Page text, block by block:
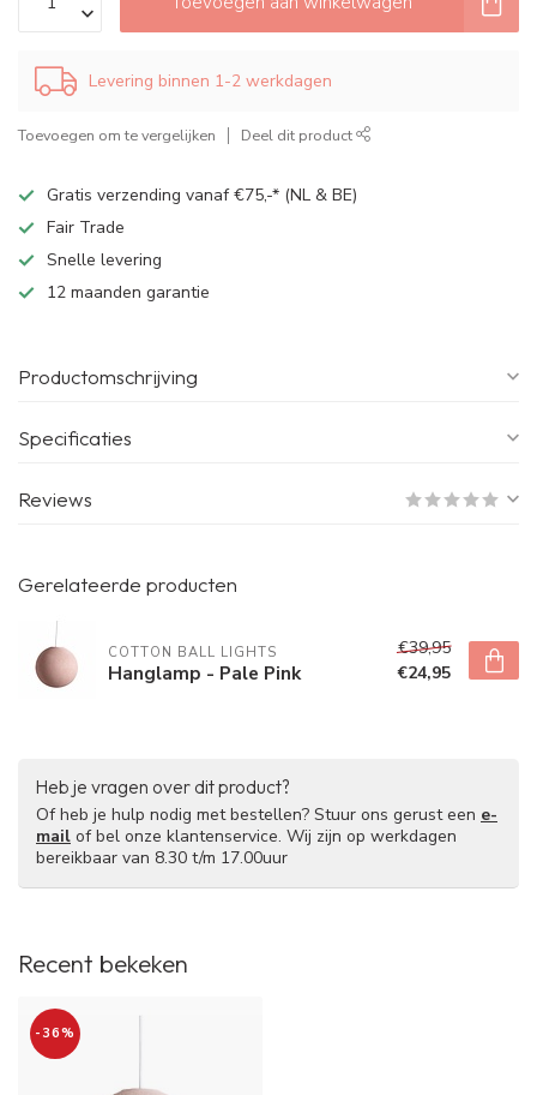
Levering binnen 1-2 werkdagen
Toevoegen om te vergelijken Deel dit product
Gratis verzending vanaf €75,-* (NL & BE)
Fair Trade
Snelle levering
12 maanden garantie
Productomschrijving
Specificaties
Reviews
Gerelateerde producten
COTTON BALL LIGHTS
Hanglamp - Pale Pink
€39,95
€24,95
Heb je vragen over dit product?
Of heb je hulp nodig met bestellen? Stuur ons gerust een e-
mail of bel onze klantenservice. Wij zijn op werkdagen
bereikbaar van 8.30 t/m 17.00uur
Recent bekeken
-36%